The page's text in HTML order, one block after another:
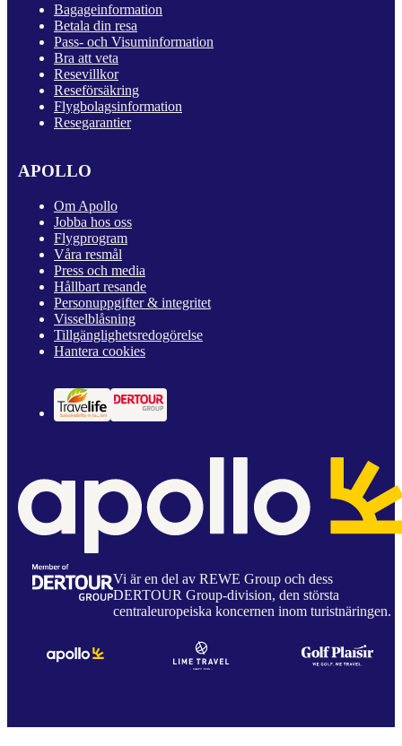
Bagageinformation
Betala din resa
Pass- och Visuminformation
Bra att veta
Resevillkor
Reseförsäkring
Flygbolagsinformation
Resegarantier
APOLLO
Om Apollo
Jobba hos oss
Flygprogram
Våra resmål
Press och media
Hållbart resande
Personuppgifter & integritet
Visselblåsning
Tillgänglighetsredogörelse
Hantera cookies
Vi är en del av REWE Group och dess
DERTOUR Group-division, den största
centraleuropeiska koncernen inom turistnäringen.